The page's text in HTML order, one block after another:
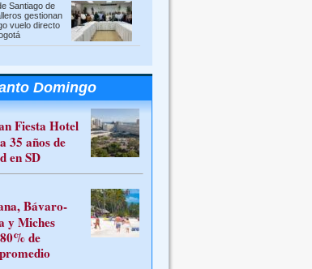
Santiago de
gestionan
vuelo directo
Domingo
Fiesta Hotel
35 años de
en SD
Bávaro-
y Miches
de